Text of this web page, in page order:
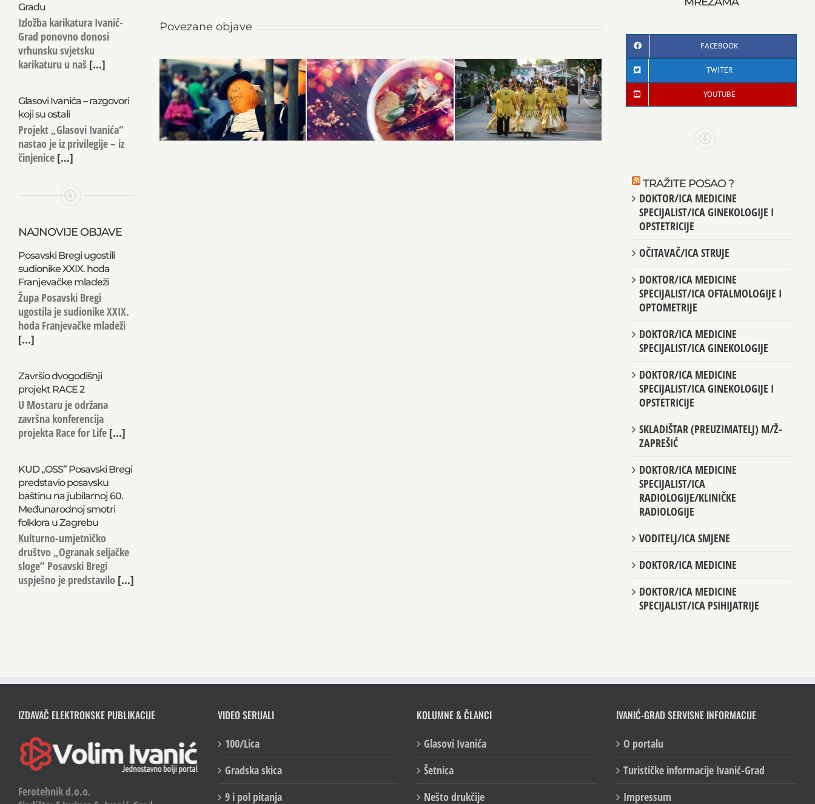
Povezane objave
Gradu
Izložba karikatura Ivanić-
Grad ponovno donosi
vrhunsku svjetsku
karikaturu u naš[...]
Glasovi Ivanića – razgovori
koji su ostali
Projekt „Glasovi Ivanića“
nastao je iz privilegije – iz
činjenice[...]
NAJNOVIJE OBJAVE
Posavski Bregi ugostili
sudionike XXIX. hoda
Franjevačke mladeži
Župa Posavski Bregi
ugostila je sudionike XXIX.
hoda Franjevačke mladeži
[...]
Završio dvogodišnji
projekt RACE 2
U Mostaru je održana
završna konferencija
projekta Race for Life[...]
KUD „OSS” Posavski Bregi
predstavio posavsku
baštinu na jubilarnoj 60.
Međunarodnoj smotri
folklora u Zagrebu
Kulturno-umjetničko
društvo „Ogranak seljačke
sloge” Posavski Bregi
uspješno je predstavilo[...]
FACEBOOK
TWITER
YOUTUBE
TRAŽITE POSAO ?
DOKTOR/ICA MEDICINE
SPECIJALIST/ICA GINEKOLOGIJE I
OPSTETRICIJE
OČITAVAČ/ICA STRUJE
DOKTOR/ICA MEDICINE
SPECIJALIST/ICA OFTALMOLOGIJE I
OPTOMETRIJE
DOKTOR/ICA MEDICINE
SPECIJALIST/ICA GINEKOLOGIJE
DOKTOR/ICA MEDICINE
SPECIJALIST/ICA GINEKOLOGIJE I
OPSTETRICIJE
SKLADIŠTAR (PREUZIMATELJ) M/Ž-
ZAPREŠIĆ
DOKTOR/ICA MEDICINE
SPECIJALIST/ICA
RADIOLOGIJE/KLINIČKE
RADIOLOGIJE
VODITELJ/ICA SMJENE
DOKTOR/ICA MEDICINE
DOKTOR/ICA MEDICINE
SPECIJALIST/ICA PSIHIJATRIJE
IZDAVAČ ELEKTRONSKE PUBLIKACIJE
Ferotehnik d.o.o.
VIDEO SERIJALI
100/Lica
Gradska skica
9 i pol pitanja
KOLUMNE & ČLANCI
Glasovi Ivanića
Šetnica
Nešto drukčije
IVANIĆ-GRAD SERVISNE INFORMACIJE
O portalu
Turističke informacije Ivanić-Grad
Impressum